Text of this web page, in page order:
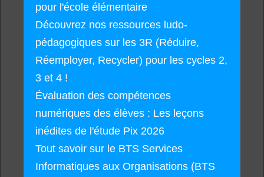
pour l'école élémentaire
Découvrez nos ressources ludo-
pédagogiques sur les 3R (Réduire,
Réemployer, Recycler) pour les cycles 2,
3 et 4 !
Évaluation des compétences
numériques des élèves : Les leçons
inédites de l'étude Pix 2026
Tout savoir sur le BTS Services
Informatiques aux Organisations (BTS